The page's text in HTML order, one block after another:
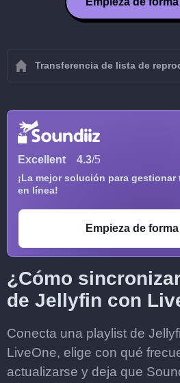
Transferencia de lista de
Excellent 4.3/5
¡La mejor solución para
en línea!
Empieza de
¿Cómo
de Jellyfin con
Conecta una playlist de
LiveOne, elige con qué
actualizarse y deja que